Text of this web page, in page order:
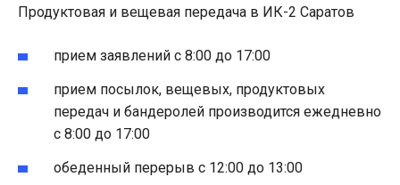
Продуктовая и вещевая передача в ИК-2 Саратов
прием заявлений с 8:00 до 17:00
прием посылок, вещевых, продуктовых
передач и бандеролей производится ежедневно
с 8:00 до 17:00
обеденный перерыв с 12:00 до 13:00